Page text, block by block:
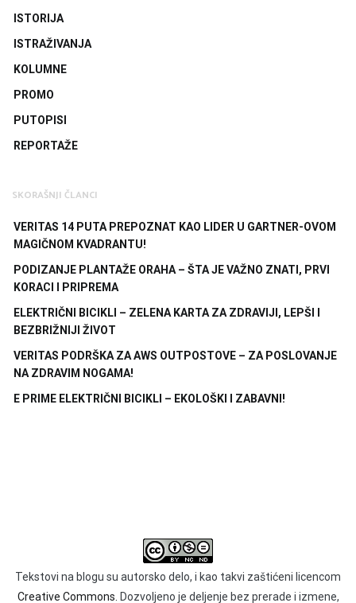
ISTORIJA
ISTRAŽIVANJA
KOLUMNE
PROMO
PUTOPISI
REPORTAŽE
SKORAŠNJI ČLANCI
VERITAS 14 PUTA PREPOZNAT KAO LIDER U GARTNER-OVOM
MAGIČNOM KVADRANTU!
PODIZANJE PLANTAŽE ORAHA – ŠTA JE VAŽNO ZNATI, PRVI
KORACI I PRIPREMA
ELEKTRIČNI BICIKLI – ZELENA KARTA ZA ZDRAVIJI, LEPŠI I
BEZBRIŽNIJI ŽIVOT
VERITAS PODRŠKA ZA AWS OUTPOSTOVE – ZA POSLOVANJE
NA ZDRAVIM NOGAMA!
E PRIME ELEKTRIČNI BICIKLI – EKOLOŠKI I ZABAVNI!
Tekstovi na blogu su autorsko delo, i kao takvi zaštićeni licencom
Creative Commons. Dozvoljeno je deljenje bez prerade i izmene,